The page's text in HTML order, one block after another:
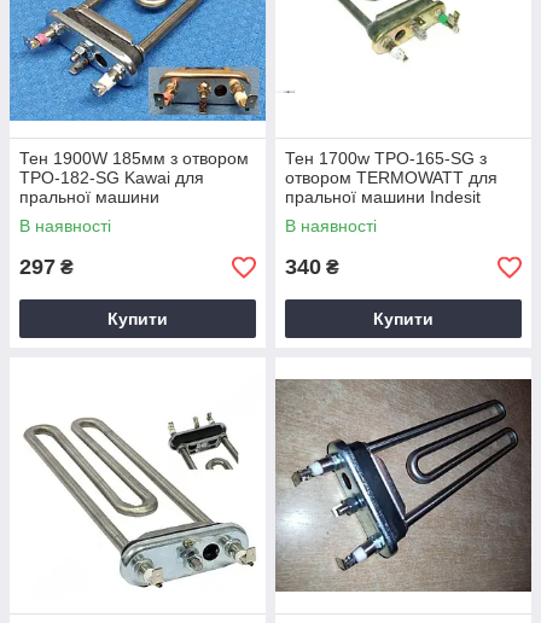
Тен 1900W 185мм з отвором
TPO-182-SG Kawai для
пральної машини
В наявності
297 ₴
Купити
Тен 1700w TPO-165-SG з
отвором TERMOWATT для
пральної машини Indesit
Ariston Whirlpool
В наявності
340 ₴
Купити